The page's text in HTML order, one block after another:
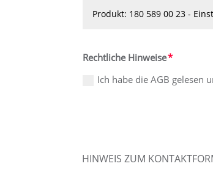
Rechtliche Hinweise
Ich habe die AGB gelesen
HINWEIS ZUM